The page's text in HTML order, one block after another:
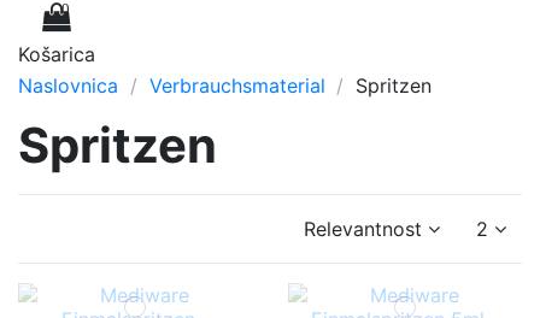
0
Košarica
Naslovnica
Verbrauchsmaterial Spritzen
Spritzen
Relevantnost 2